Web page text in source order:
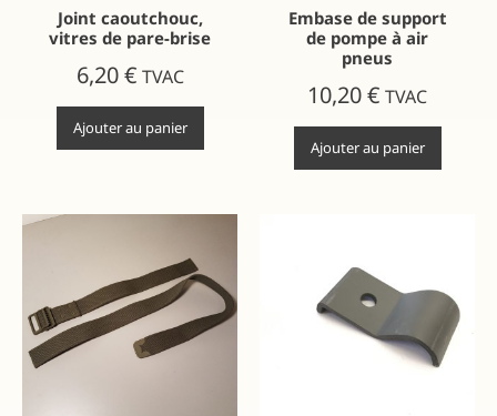
Joint caoutchouc,
vitres de pare-brise
6,20€ TVAC
Ajouter au panier
Embase de support
de pompe à air
pneus
10,20€ TVAC
Ajouter au panier